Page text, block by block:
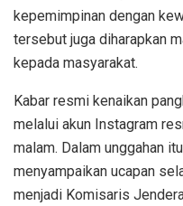
kepemimpinan dengan
tersebut juga diharapkan
kepada masyarakat.
Kabar resmi kenaikan
melalui akun Instagram
malam. Dalam unggahan
menyampaikan ucapan
menjadi Komisaris